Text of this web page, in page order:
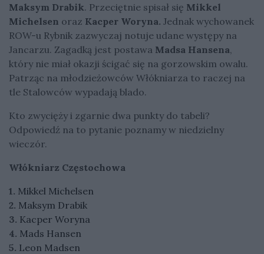
Maksym Drabik. Przeciętnie spisał się Mikkel
Michelsen oraz Kacper Woryna. Jednak wychowanek
ROW-u Rybnik zazwyczaj notuje udane występy na
Jancarzu. Zagadką jest postawa Madsa Hansena,
który nie miał okazji ścigać się na gorzowskim owalu.
Patrząc na młodzieżowców Włókniarza to raczej na
tle Stalowców wypadają blado.
Kto zwycięży i zgarnie dwa punkty do tabeli?
Odpowiedź na to pytanie poznamy w niedzielny
wieczór.
Włókniarz Częstochowa
1. Mikkel Michelsen
2. Maksym Drabik
3. Kacper Woryna
4. Mads Hansen
5. Leon Madsen